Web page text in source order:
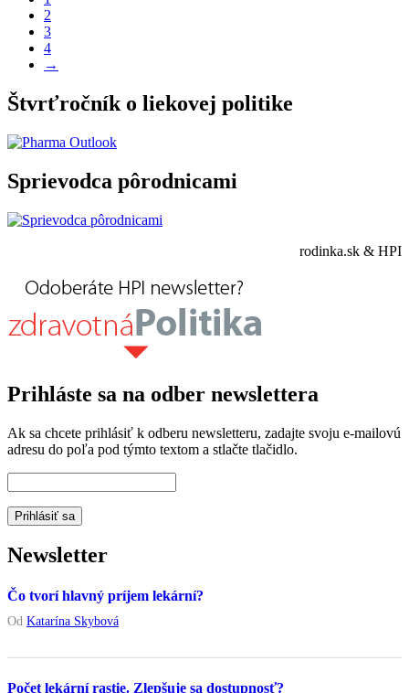
2
3
4
→
Štvrťročník o liekovej politike
Sprievodca pôrodnicami
rodinka.sk & HPI
Prihláste sa na odber newslettera
Ak sa chcete prihlásiť k odberu newsletteru, zadajte svoju e-mailovú
adresu do poľa pod týmto textom a stlačte tlačidlo.
Newsletter
Čo tvorí hlavný príjem lekární?
Od Katarína Skybová
Počet lekární rastie. Zlepšuje sa dostupnosť?